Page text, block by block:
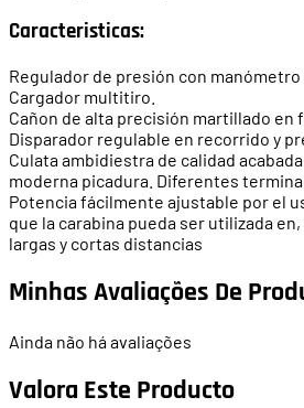
Caracteristicas:
Regulador de presión con manómetro
Cargador multitiro.
Cañon de alta precisión martillado en
Disparador regulable en recorrido y
Culata ambidiestra de calidad
moderna picadura. Diferentes
Potencia fácilmente ajustable por el
que la carabina pueda ser utilizada
largas y cortas distancias
Minhas Avaliações De
Ainda não há avaliações
Valora Este Producto